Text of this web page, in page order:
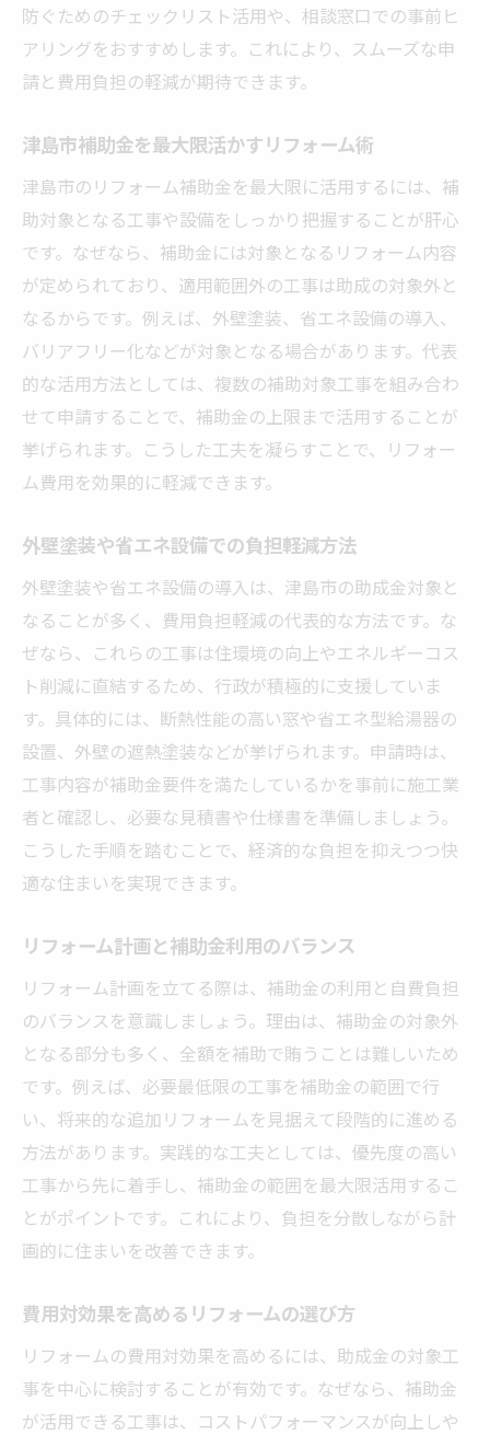
防ぐためのチェックリスト活用や、相談窓口での事前ヒ
アリングをおすすめします。これにより、スムーズな申
請と費用負担の軽減が期待できます。
津島市補助金を最大限活かすリフォーム術
津島市のリフォーム補助金を最大限に活用するには、補
助対象となる工事や設備をしっかり把握することが肝心
です。なぜなら、補助金には対象となるリフォーム内容
が定められており、適用範囲外の工事は助成の対象外と
なるからです。例えば、外壁塗装、省エネ設備の導入、
バリアフリー化などが対象となる場合があります。代表
的な活用方法としては、複数の補助対象工事を組み合わ
せて申請することで、補助金の上限まで活用することが
挙げられます。こうした工夫を凝らすことで、リフォー
ム費用を効果的に軽減できます。
外壁塗装や省エネ設備での負担軽減方法
外壁塗装や省エネ設備の導入は、津島市の助成金対象と
なることが多く、費用負担軽減の代表的な方法です。な
ぜなら、これらの工事は住環境の向上やエネルギーコス
ト削減に直結するため、行政が積極的に支援していま
す。具体的には、断熱性能の高い窓や省エネ型給湯器の
設置、外壁の遮熱塗装などが挙げられます。申請時は、
工事内容が補助金要件を満たしているかを事前に施工業
者と確認し、必要な見積書や仕様書を準備しましょう。
こうした手順を踏むことで、経済的な負担を抑えつつ快
適な住まいを実現できます。
リフォーム計画と補助金利用のバランス
リフォーム計画を立てる際は、補助金の利用と自費負担
のバランスを意識しましょう。理由は、補助金の対象外
となる部分も多く、全額を補助で賄うことは難しいため
です。例えば、必要最低限の工事を補助金の範囲で行
い、将来的な追加リフォームを見据えて段階的に進める
方法があります。実践的な工夫としては、優先度の高い
工事から先に着手し、補助金の範囲を最大限活用するこ
とがポイントです。これにより、負担を分散しながら計
画的に住まいを改善できます。
費用対効果を高めるリフォームの選び方
リフォームの費用対効果を高めるには、助成金の対象工
事を中心に検討することが有効です。なぜなら、補助金
が活用できる工事は、コストパフォーマンスが向上しや